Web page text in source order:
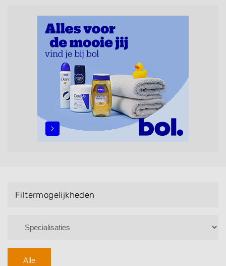
zonder afspraak terecht kunt. De vermelde kappers
kunnen uw haren wassen, knippen, föhnen en kleuren,
maar ook helpen met extensions, balyage, invlechten,
opsteken, weave, een keratinebehandeling, een
permanent, een bruidkapsel, make-up & visagie,
epileren, schoonheidsbehandelingen, het trimmen van
een baard en pruiken. U kunt de zoekresultaten
filteren met behulp van de specialisatie filter en u
Filtermogelijkheden
Alle